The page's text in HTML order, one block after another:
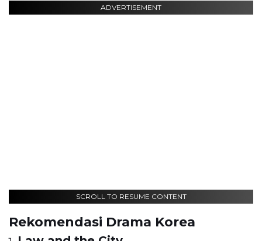
ADVERTISEMENT
SCROLL TO RESUME CONTENT
Rekomendasi Drama Korea